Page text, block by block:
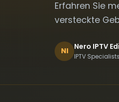
Erfahren Sie
versteckte
NI Nero IPTV
IPTV Specialists